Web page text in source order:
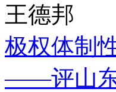
王德邦
极权体制
——评山